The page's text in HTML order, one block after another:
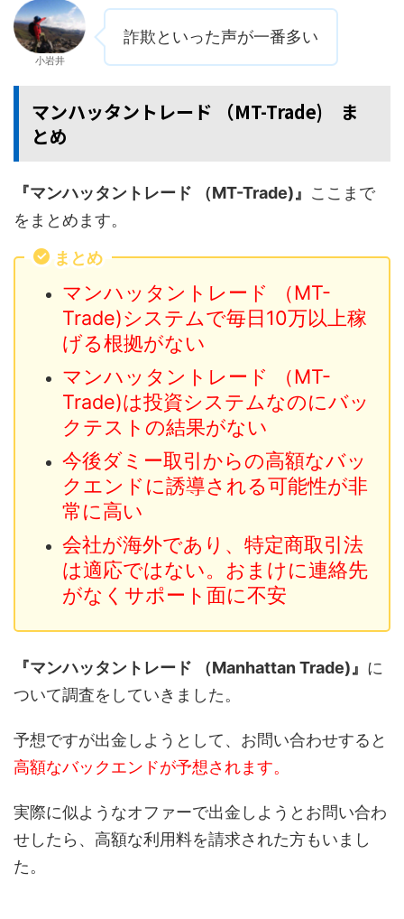
小岩井
詐欺といった声が一番多い
マンハッタントレード （MT-Trade) ま
とめ
『マンハッタントレード （MT-Trade)』 ここまで
をまとめます。
まとめ
マンハッタントレード （MT-
Trade)システムで毎日10万以上稼
げる根拠がない
マンハッタントレード （MT-
Trade)は投資システムなのにバッ
クテストの結果がない
今後ダミー取引からの高額なバッ
クエンドに誘導される可能性が非
常に高い
会社が海外であり、特定商取引法
は適応ではない。おまけに連絡先
がなくサポート面に不安
『マンハッタントレード （Manhattan Trade)』 に
ついて調査をしていきました。
予想ですが出金しようとして、お問い合わせすると
高額なバックエンドが予想されます。
実際に似ようなオファーで出金しようとお問い合わ
せしたら、高額な利用料を請求された方もいまし
た。